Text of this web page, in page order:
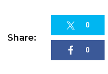
Share:
0
0